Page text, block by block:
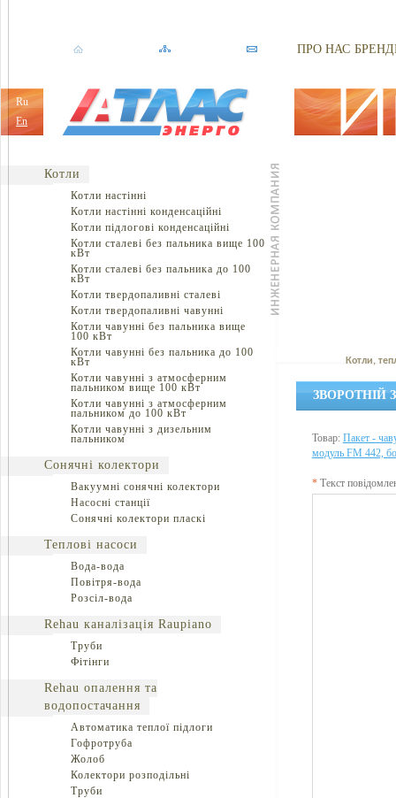
Ru
En
ПРО НАС
Котли
Котли настінні
Котли настінні конденсаційні
Котли підлогові конденсаційні
Котли сталеві без пальника вище 100
кВт
Котли сталеві без пальника до 100
кВт
Котли твердопаливні сталеві
Котли твердопаливні чавунні
Котли чавунні без пальника вище
100 кВт
Котли чавунні без пальника до 100
кВт
Котли чавунні з атмосферним
пальником вище 100 кВт
Котли чавунні з атмосферним
пальником до 100 кВт
Котли чавунні з дизельним
пальником
Сонячні колектори
Вакуумні сонячні колектори
Насосні станції
Сонячні колектори пласкі
Теплові насоси
Вода-вода
Повітря-вода
Розсіл-вода
Rehau каналізація Raupiano
Труби
Фітінги
Rehau опалення та
водопостачання
Автоматика теплої підлоги
Гофротруба
Жолоб
Колектори розподільні
Труби
Котли,
ЗВОРОТНІЙ
Товар: Пакет -
модуль FM 442,
*Текст